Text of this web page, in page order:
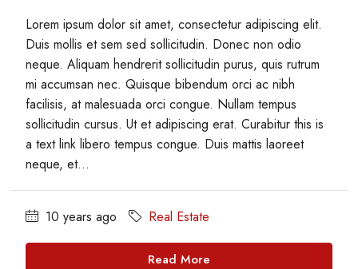
Lorem ipsum dolor sit amet, consectetur adipiscing elit.
Duis mollis et sem sed sollicitudin. Donec non odio
neque. Aliquam hendrerit sollicitudin purus, quis rutrum
mi accumsan nec. Quisque bibendum orci ac nibh
facilisis, at malesuada orci congue. Nullam tempus
sollicitudin cursus. Ut et adipiscing erat. Curabitur this is
a text link libero tempus congue. Duis mattis laoreet
neque, et...
10 years ago Real Estate
Read More